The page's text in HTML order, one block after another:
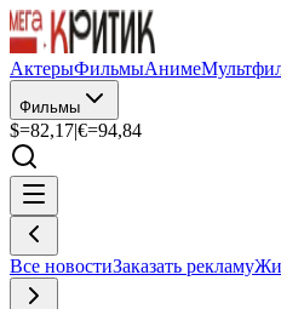
АктерыФильмыАниме
Фильмы
$=82,17|€=94,84
Все новостиЗаказать рекламу